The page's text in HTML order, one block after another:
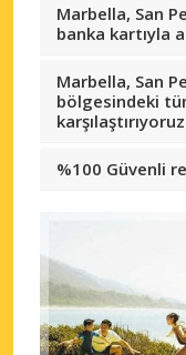
Marbella, San
banka kartıyla
Marbella, San
bölgesindeki
karşılaştırıyoruz
%100 Güvenli